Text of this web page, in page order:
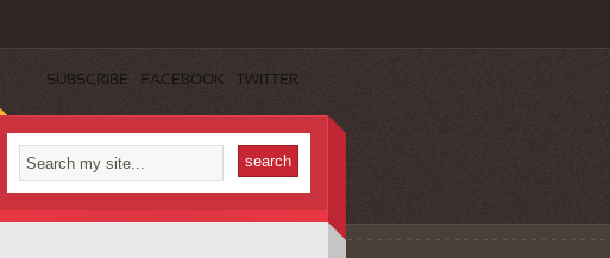
SUBSCRIBE FACEBOOK TWITTER